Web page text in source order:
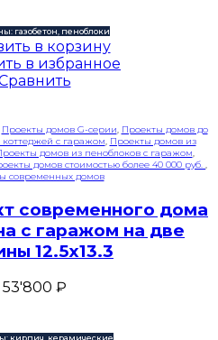
газобетон, пеноблоки
в корзину
в избранное
Проекты домов G-серии, Проекты домов до
с гаражом, Проекты домов из
домов из пеноблоков с гаражом,
домов стоимостью более 40 000 руб. ,
современных домов
современного дома
с гаражом на две
12.5х13.3
53'800 ₽
кирпич, керамические